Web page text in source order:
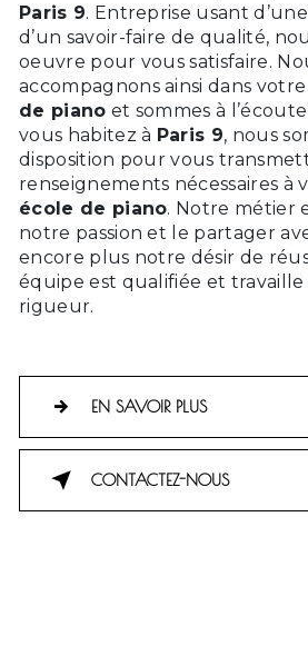
Paris 9. Entreprise usant
d’un savoir-faire de qualité,
oeuvre pour vous satisfaire.
accompagnons ainsi dans
de piano et sommes à
vous habitez à Paris 9, nous
disposition pour vous
renseignements nécessaires à
école de piano. Notre métier
notre passion et le partager
encore plus notre désir de
équipe est qualifiée et
rigueur.
EN SAVOIR PLUS
CONTACTEZ-NOUS